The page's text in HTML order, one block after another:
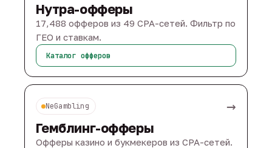
Нутра-офферы
17,488 офферов из 49 CPA-сетей. Фильтр по
ГЕО и ставкам.
Каталог офферов
NeGambling →
Гемблинг-офферы
Офферы казино и букмекеров из CPA-сетей.